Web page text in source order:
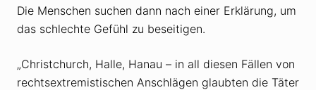
Die Menschen suchen dann nach einer Erklärung, um
das schlechte Gefühl zu beseitigen.
„Christchurch, Halle, Hanau – in all diesen Fällen von
rechtsextremistischen Anschlägen glaubten die Täter